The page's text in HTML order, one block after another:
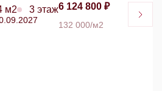
м2 3 этаж6 124 800 ₽
132 000/м2